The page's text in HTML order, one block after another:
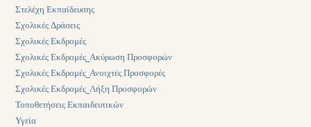
Στελέχη Εκπαίδευσης
Σχολικές Δράσεις
Σχολικές Εκδρομές
Σχολικές Εκδρομές_Ακύρωση Προσφορών
Σχολικές Εκδρομές_Ανοιχτές Προσφορές
Σχολικές Εκδρομές_Λήξη Προσφορών
Τοποθετήσεις Εκπαιδευτικών
Υγεία